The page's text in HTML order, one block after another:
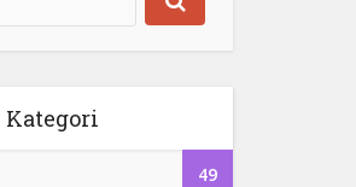
Kategori
49